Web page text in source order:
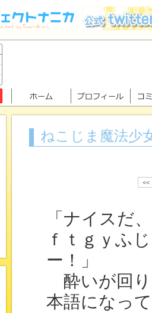
ねこじま魔法少
<<
「ナイスだ
ｆｔｇｙふ
ー！」
酔いが回り
本語になっ